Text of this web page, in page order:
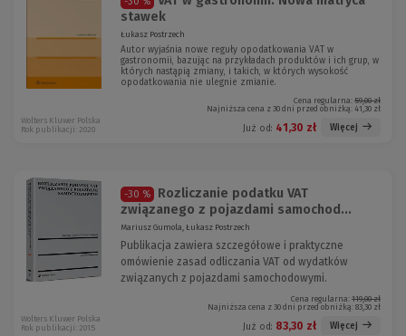
stawek
Łukasz Postrzech
Autor wyjaśnia nowe reguły opodatkowania VAT w
gastronomii, bazując na przykładach produktów i ich grup, w
których nastąpią zmiany, i takich, w których wysokość
opodatkowania nie ulegnie zmianie.
Cena regularna: 59,00 zł
Najniższa cena z 30 dni przed obniżką: 41,30 zł
Już od: 41,30 zł Więcej
Wolters Kluwer Polska
Rok publikacji: 2020
-30 %
Rozliczanie podatku VAT
związanego z pojazdami samochod...
Mariusz Gumola, Łukasz Postrzech
Publikacja zawiera szczegółowe i praktyczne
omówienie zasad odliczania VAT od wydatków
związanych z pojazdami samochodowymi.
Cena regularna: 119,00 zł
Najniższa cena z 30 dni przed obniżką: 83,30 zł
Już od: 83,30 zł Więcej
Wolters Kluwer Polska
Rok publikacji: 2015